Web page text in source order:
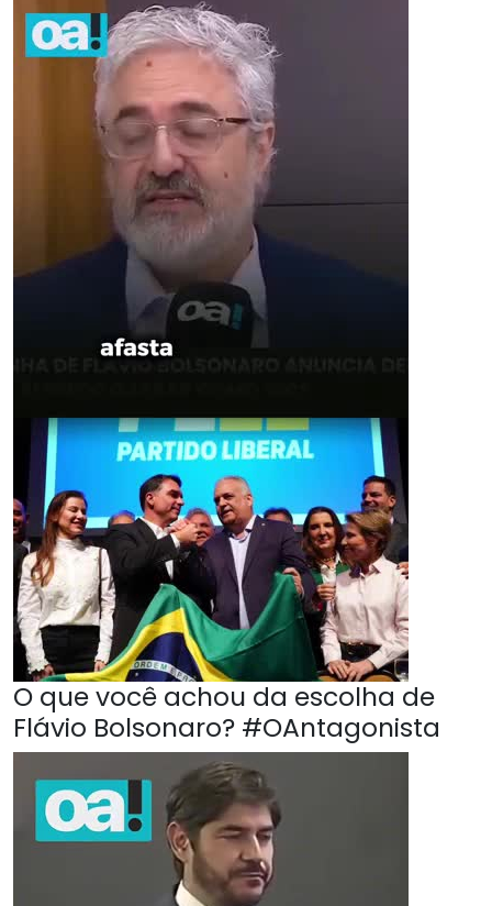
O que você achou da escolha de
Flávio Bolsonaro? #OAntagonista